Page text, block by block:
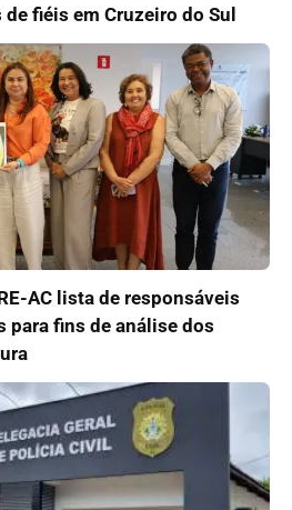
fiéis em Cruzeiro do Sul
AC lista de responsáveis
para fins de análise dos